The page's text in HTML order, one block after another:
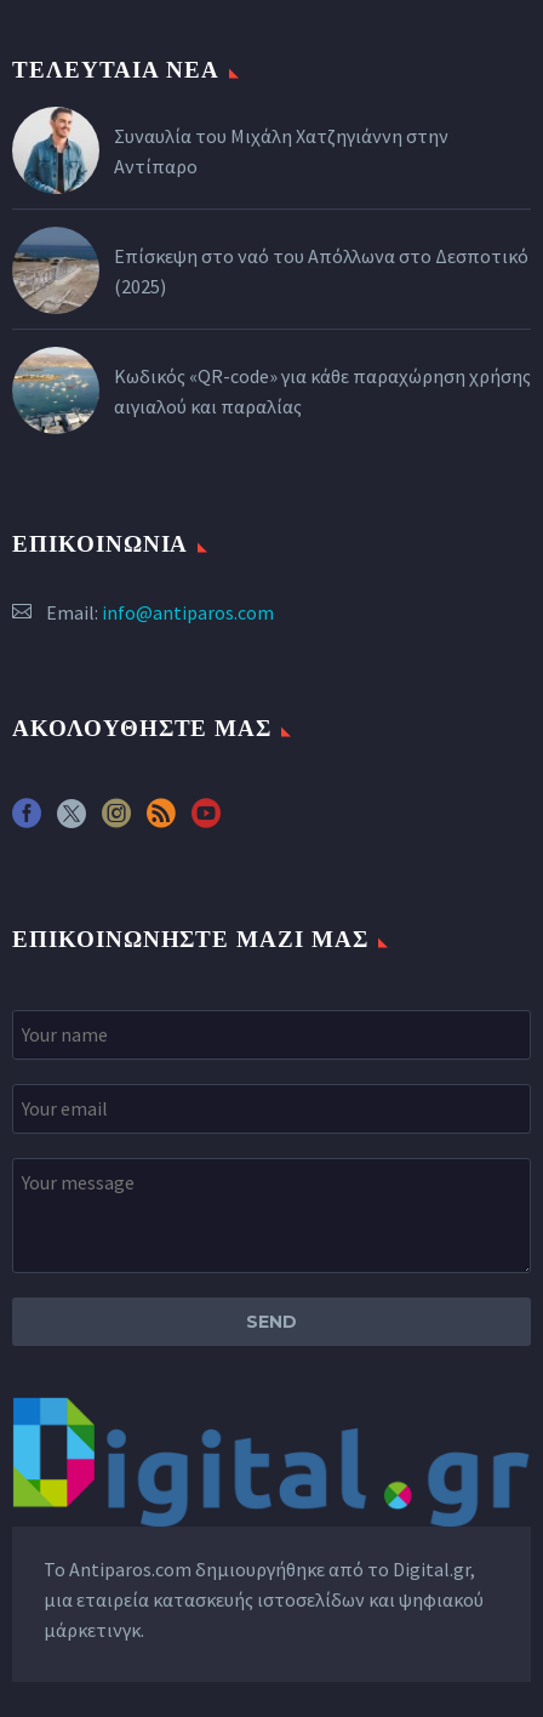
ΤΕΛΕΥΤΑΙΑ ΝΕΑ
Συναυλία του Μιχάλη Χατζηγιάννη στην
Αντίπαρο
Επίσκεψη στο ναό του Απόλλωνα στο Δεσποτικό
(2025)
Κωδικός «QR-code» για κάθε παραχώρηση χρήσης
αιγιαλού και παραλίας
ΕΠΙΚΟΙΝΩΝΙΑ
Email: info@antiparos.com
ΑΚΟΛΟΥΘΗΣΤΕ ΜΑΣ
ΕΠΙΚΟΙΝΩΝΉΣΤΕ ΜΑΖΊ ΜΑΣ
Το Antiparos.com δημιουργήθηκε από το Digital.gr,
μια εταιρεία κατασκευής ιστοσελίδων και ψηφιακού
μάρκετινγκ.